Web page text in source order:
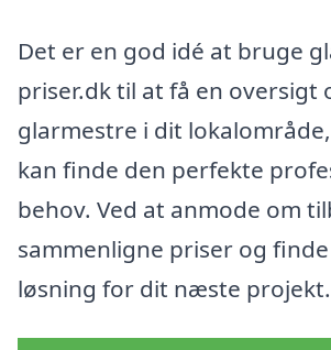
Det er en god idé at bruge
priser.dk til at få en oversigt
glarmestre i dit
kan finde den perfekte
behov. Ved at anmode om
sammenligne priser og
løsning for dit næste projekt.